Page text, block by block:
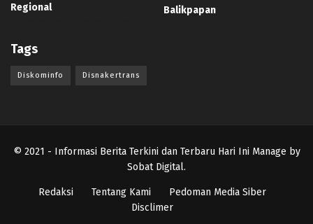
Regional Balikpapan
Tags
Diskominfo Disnakertrans
© 2021 - Informasi Berita Terkini dan Terbaru Hari Ini Manage by
Sobat Digital.
Redaksi Tentang Kami
Pedoman Media Siber
Disclimer